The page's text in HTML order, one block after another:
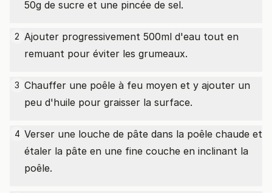
50g de sucre et une pincée de sel.
2 Ajouter progressivement 500ml d'eau tout en
remuant pour éviter les grumeaux.
3 Chauffer une poêle à feu moyen et y ajouter un
peu d'huile pour graisser la surface.
4 Verser une louche de pâte dans la poêle chaude et
étaler la pâte en une fine couche en inclinant la
poêle.